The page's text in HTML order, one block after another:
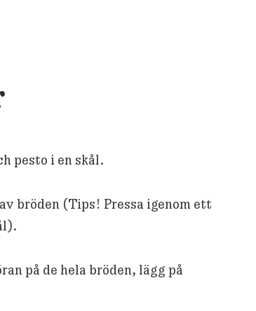
pesto i en skål.
bröden (Tips! Pressa igenom ett
på de hela bröden, lägg på